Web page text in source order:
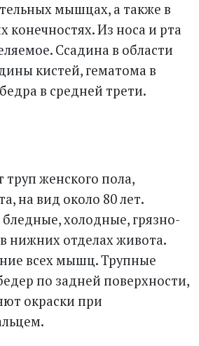
мышцах, а также в
конечностях. Из носа и рта
Ссадина в области
кистей, гематома в
в средней трети.
труп женского пола,
на вид около 80 лет.
холодные, грязно-
нижних отделах живота.
всех мышц. Трупные
по задней поверхности,
окраски при